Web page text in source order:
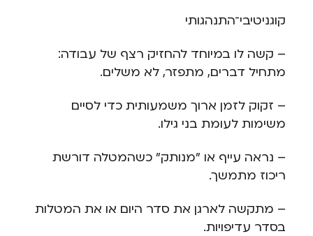
קוגניטיבי־התנהגותי
– קשה לו במיוחד להחזיק רצף של עבודה:
מתחיל דברים, מתפזר, לא משלים.
– זקוק לזמן ארוך משמעותית כדי לסיים
משימות לעומת בני גילו.
– נראה עייף או "מנותק" כשהמטלה דורשת
ריכוז מתמשך.
– מתקשה לארגן את סדר היום או את המטלות
בסדר עדיפויות.